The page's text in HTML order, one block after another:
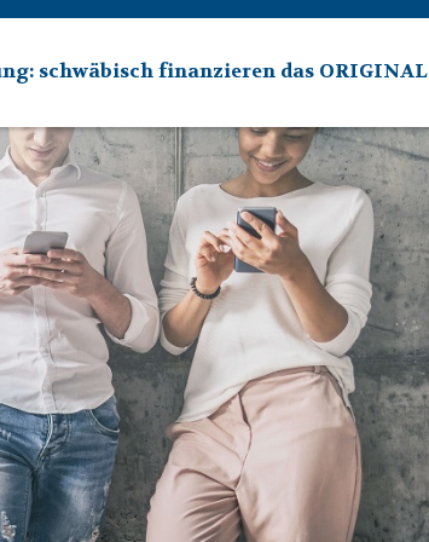
schwäbisch finanzieren das ORIGINAL